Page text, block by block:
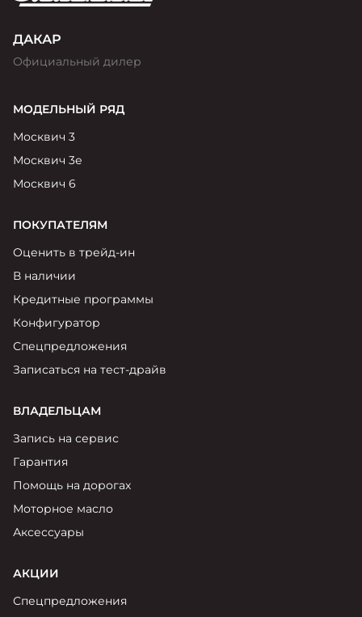
ДАКАР
Официальный дилер
МОДЕЛЬНЫЙ РЯД
Москвич 3
Москвич 3е
Москвич 6
ПОКУПАТЕЛЯМ
Оценить в трейд-ин
В наличии
Кредитные программы
Конфигуратор
Спецпредложения
Записаться на тест-драйв
ВЛАДЕЛЬЦАМ
Запись на сервис
Гарантия
Помощь на дорогах
Моторное масло
Аксессуары
АКЦИИ
Спецпредложения